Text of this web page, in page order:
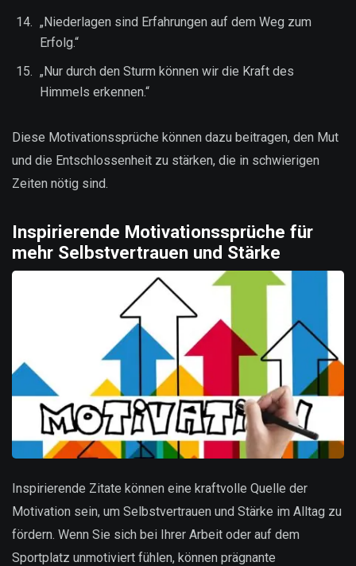
„Niederlagen sind Erfahrungen auf dem Weg zum
Erfolg.“
„Nur durch den Sturm können wir die Kraft des
Himmels erkennen.“
Diese Motivationssprüche können dazu beitragen, den Mut
und die Entschlossenheit zu stärken, die in schwierigen
Zeiten nötig sind.
Inspirierende Motivationssprüche für
mehr Selbstvertrauen und Stärke
Inspirierende Zitate können eine kraftvolle Quelle der
Motivation sein, um Selbstvertrauen und Stärke im Alltag zu
fördern. Wenn Sie sich bei Ihrer Arbeit oder auf dem
Sportplatz unmotiviert fühlen, können prägnante